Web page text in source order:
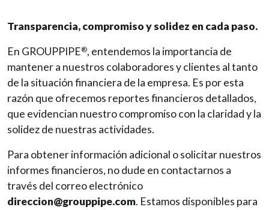
Transparencia, compromiso y solidez en cada paso.
En GROUPPIPE®, entendemos la importancia de
mantener a nuestros colaboradores y clientes al tanto
de la situación financiera de la empresa. Es por esta
razón que ofrecemos reportes financieros detallados,
que evidencian nuestro compromiso con la claridad y la
solidez de nuestras actividades.
Para obtener información adicional o solicitar nuestros
informes financieros, no dude en contactarnos a
través del correo electrónico
direccion@grouppipe.com. Estamos disponibles para